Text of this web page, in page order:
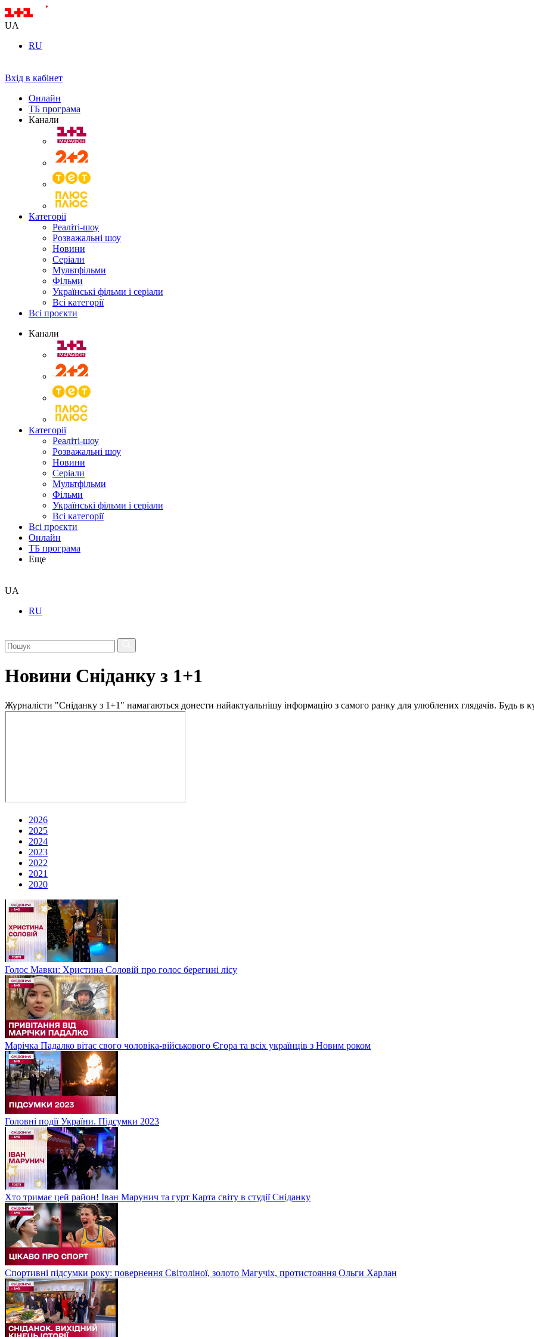
UA
RU
Вхід в кабінет
Онлайн
ТБ програма
Канали
Категорії
Реаліті-шоу
Розважальні шоу
Новини
Серіали
Мультфільми
Фільми
Українські фільми і серіали
Всі категорії
Всі проєкти
Канали
Категорії
Реаліті-шоу
Розважальні шоу
Новини
Серіали
Мультфільми
Фільми
Українські фільми і серіали
Всі категорії
Всі проєкти
Онлайн
ТБ програма
Еще
UA
RU
Новини Сніданку з 1+1
Журналісти "Сніданку з 1+1" намагаються донести найактуальнішу інформацію з самого ранку для улюблених глядачів. Будь в
2026
2025
2024
2023
2022
2021
2020
Голос Мавки: Христина Соловій про голос берегині лісу
Марічка Падалко вітає свого чоловіка-військового Єгора та всіх українців з Новим роком
Головні події України. Підсумки 2023
Хто тримає цей район! Іван Марунич та гурт Карта світу в студії Сніданку
Спортивні підсумки року: повернення Світоліної, золото Магучіх, протистояння Ольги Харлан